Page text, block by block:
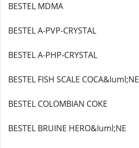
BESTEL MDMA
BESTEL A-PVP-CRYSTAL
BESTEL A-PHP-CRYSTAL
BESTEL FISH SCALE COCA&Iuml;NE
BESTEL COLOMBIAN COKE
BESTEL BRUINE HERO&Iuml;NE